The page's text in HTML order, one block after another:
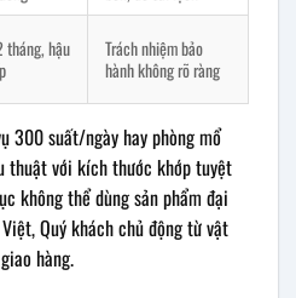
tháng, hậu
Trách nhiệm bảo
hành không rõ ràng
300 suất/ngày hay phòng mổ
thuật với kích thước khớp tuyệt
không thể dùng sản phẩm đại
Quý khách chủ động từ vật
hàng.